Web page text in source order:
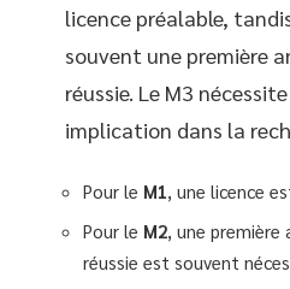
licence préalable,
souvent une première
réussie. Le M3
implication dans la
Pour le M1 , une licence
Pour le M2, une première
réussie est souvent